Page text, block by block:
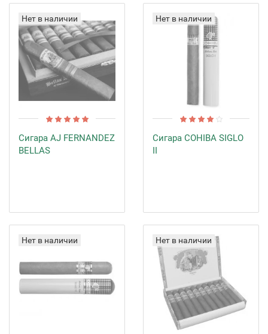
Нет в наличии
Сигара AJ FERNANDEZ
BELLAS
Нет в наличии
Сигара COHIBA SIGLO
II
Нет в наличии Нет в наличии